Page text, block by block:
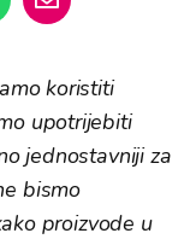
koristiti
upotrijebiti
jednostavniji za
bismo
proizvode u